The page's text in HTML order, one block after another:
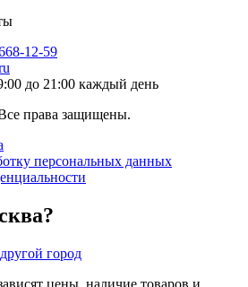
12-59
до 21:00 каждый день
права защищены.
персональных данных
город